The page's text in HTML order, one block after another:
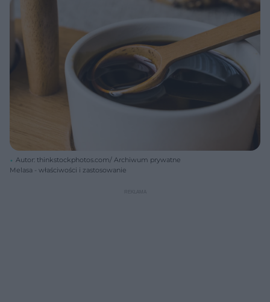
Autor: thinkstockphotos.com/ Archiwum prywatne
Melasa - właściwości i zastosowanie